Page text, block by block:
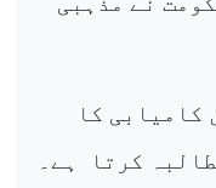
کامیابی کا
کرتا
ہے۔